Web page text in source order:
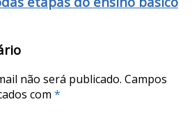
não será publicado. Campos
com *